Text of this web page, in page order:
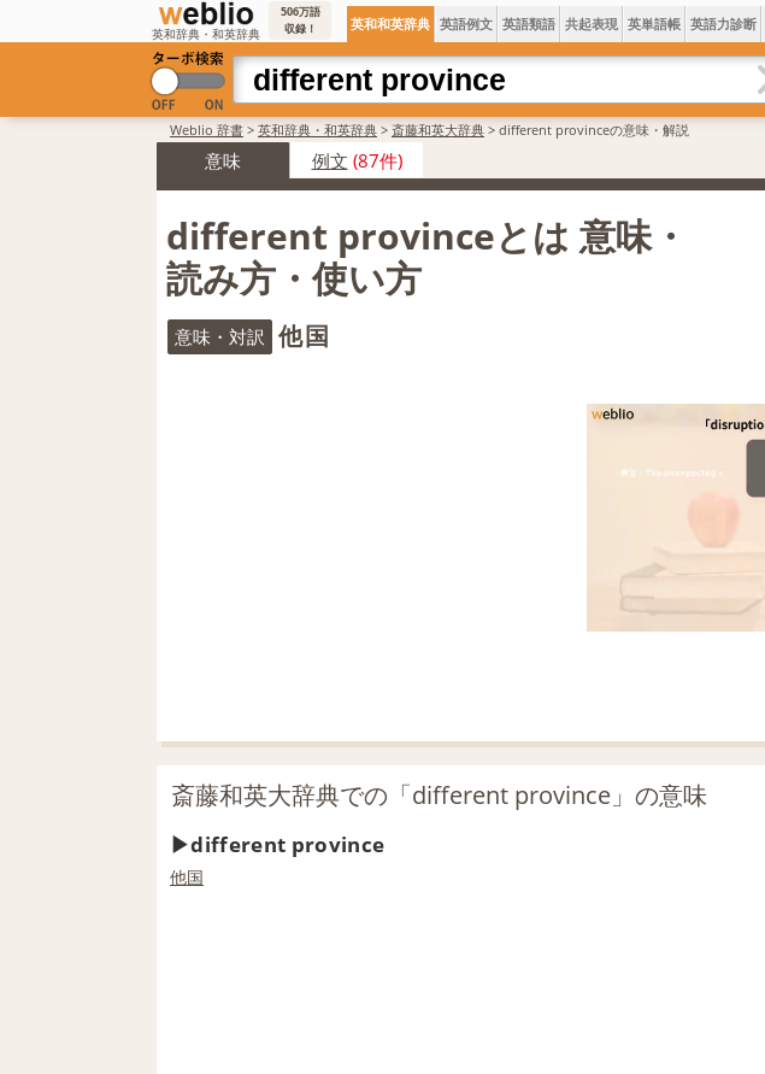
英和辞典・和英辞典
506万語
収録！
英和和英辞典 英語例文 英語類語 共起表現 英単語帳 英語力診断
Weblio 辞書 > 英和辞典・和英辞典 > 斎藤和英大辞典 > different provinceの意味・解説
意味 例文 (87件)
different provinceとは 意味・
読み方・使い方
意味・対訳 他国
斎藤和英大辞典での「different province」の意味
different province
他国